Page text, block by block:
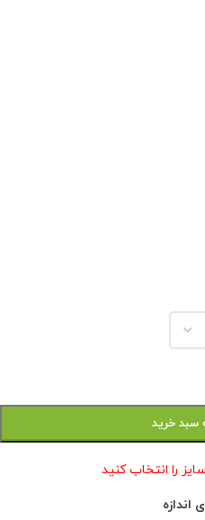
سبد خرید
را انتخاب کنید
اندازه